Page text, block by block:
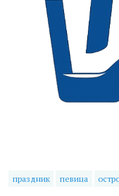
праздник певица